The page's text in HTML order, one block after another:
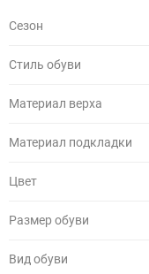
Сезон
Стиль обуви
Материал верха
Материал подкладки
Цвет
Размер обуви
Вид обуви